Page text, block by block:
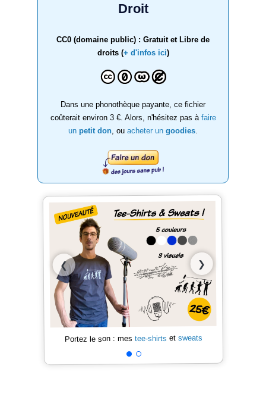
Droit
CC0 (domaine public) : Gratuit et Libre de
droits (+ d'infos ici)
Dans une phonothèque payante, ce fichier
coûterait environ 3 €. Alors, n'hésitez pas à faire
un petit don , ou acheter un goodies
❮ ❯
Portez le son : mes tee-shirts et sweats